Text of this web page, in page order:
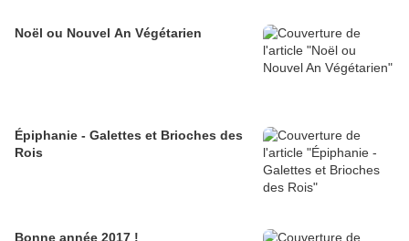
Noël ou Nouvel An Végétarien
Épiphanie - Galettes et Brioches des
Rois
Bonne année 2017 !